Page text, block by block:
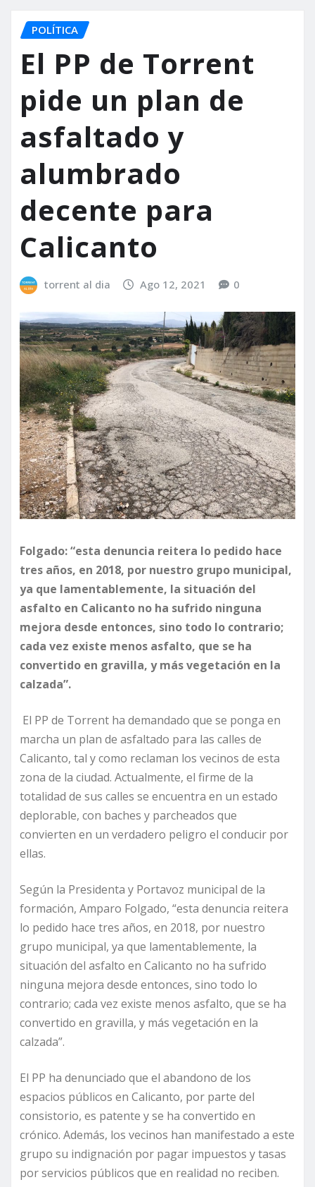
POLÍTICA
El PP de Torrent
pide un plan de
asfaltado y
alumbrado
decente para
Calicanto
torrent al dia Ago 12, 2021 0
Folgado: “esta denuncia reitera lo pedido hace
tres años, en 2018, por nuestro grupo municipal,
ya que lamentablemente, la situación del
asfalto en Calicanto no ha sufrido ninguna
mejora desde entonces, sino todo lo contrario;
cada vez existe menos asfalto, que se ha
convertido en gravilla, y más vegetación en la
calzada”.
El PP de Torrent ha demandado que se ponga en
marcha un plan de asfaltado para las calles de
Calicanto, tal y como reclaman los vecinos de esta
zona de la ciudad. Actualmente, el firme de la
totalidad de sus calles se encuentra en un estado
deplorable, con baches y parcheados que
convierten en un verdadero peligro el conducir por
ellas.
Según la Presidenta y Portavoz municipal de la
formación, Amparo Folgado, “esta denuncia reitera
lo pedido hace tres años, en 2018, por nuestro
grupo municipal, ya que lamentablemente, la
situación del asfalto en Calicanto no ha sufrido
ninguna mejora desde entonces, sino todo lo
contrario; cada vez existe menos asfalto, que se ha
convertido en gravilla, y más vegetación en la
calzada”.
El PP ha denunciado que el abandono de los
espacios públicos en Calicanto, por parte del
consistorio, es patente y se ha convertido en
crónico. Además, los vecinos han manifestado a este
grupo su indignación por pagar impuestos y tasas
por servicios públicos que en realidad no reciben.